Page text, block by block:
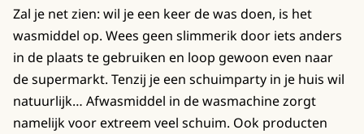
Zal je net zien: wil je een keer de was doen, is het
wasmiddel op. Wees geen slimmerik door iets anders
in de plaats te gebruiken en loop gewoon even naar
de supermarkt. Tenzij je een schuimparty in je huis wil
natuurlijk… Afwasmiddel in de wasmachine zorgt
namelijk voor extreem veel schuim. Ook producten